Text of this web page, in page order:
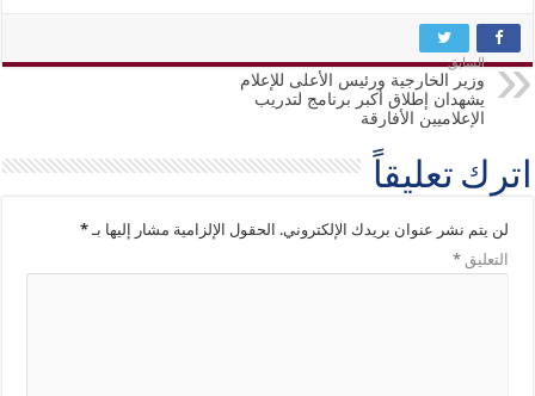
السابق
وزير الخارجية ورئيس الأعلى للإعلام
يشهدان إطلاق أكبر برنامج لتدريب
الإعلاميين الأفارقة
اترك تعليقاً
لن يتم نشر عنوان بريدك الإلكتروني. الحقول الإلزامية مشار إليها بـ*
التعليق*